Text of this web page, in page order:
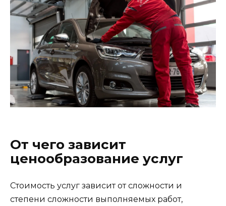
От чего зависит
ценообразование услуг
Стоимость услуг зависит от сложности и
степени сложности выполняемых работ,